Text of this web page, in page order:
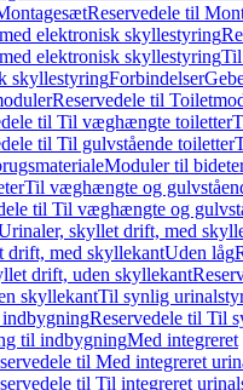
Reservedele til
elektronisk skyllestyring
elektronisk skyllestyring
skyllestyringForbindelser
Reservedele til
til Til væghængte toiletter
til Til gulvstående toiletter
Moduler til
Til væghængte og
til Til væghængte og
skyllet drift, med
drift, med skyllekantUden låg
drift, uden skyllekant
skyllekantTil synlig
Reservedele til Til
til indbygningMed integreret
til Med integreret
til Til integreret